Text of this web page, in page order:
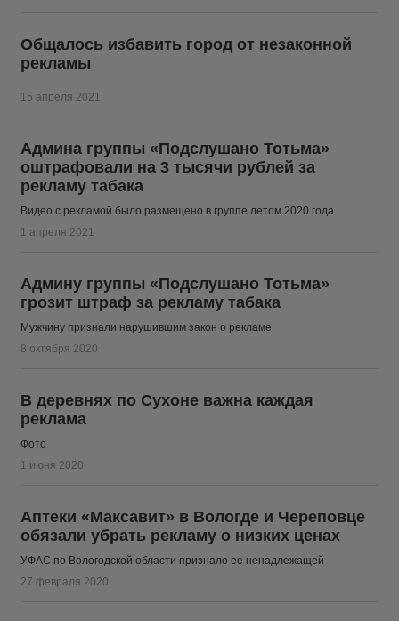
Общалось избавить город от незаконной
рекламы
15 апреля 2021
Админа группы «Подслушано Тотьма»
оштрафовали на 3 тысячи рублей за
рекламу табака
Видео с рекламой было размещено в группе летом 2020 года
1 апреля 2021
Админу группы «Подслушано Тотьма»
грозит штраф за рекламу табака
Мужчину признали нарушившим закон о рекламе
8 октября 2020
В деревнях по Сухоне важна каждая
реклама
Фото
1 июня 2020
Аптеки «Максавит» в Вологде и Череповце
обязали убрать рекламу о низких ценах
УФАС по Вологодской области признало ее ненадлежащей
27 февраля 2020